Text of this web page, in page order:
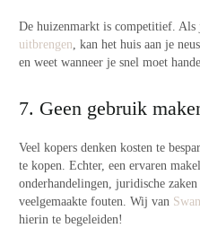
De huizenmarkt is competitief. Als
uitbrengen, kan het huis aan je
en weet wanneer je snel moet
7. Geen gebruik
Veel kopers denken kosten te
te kopen. Echter, een ervaren
onderhandelingen, juridische
veelgemaakte fouten. Wij van
hierin te begeleiden!